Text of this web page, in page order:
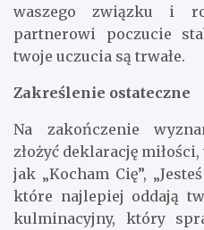
waszego związku i
partnerowi poczucie
twoje uczucia są trwałe.
Zakreślenie ostateczne
Na zakończenie
złożyć deklarację
jak „Kocham Cię”,
które najlepiej oddają
kulminacyjny, który